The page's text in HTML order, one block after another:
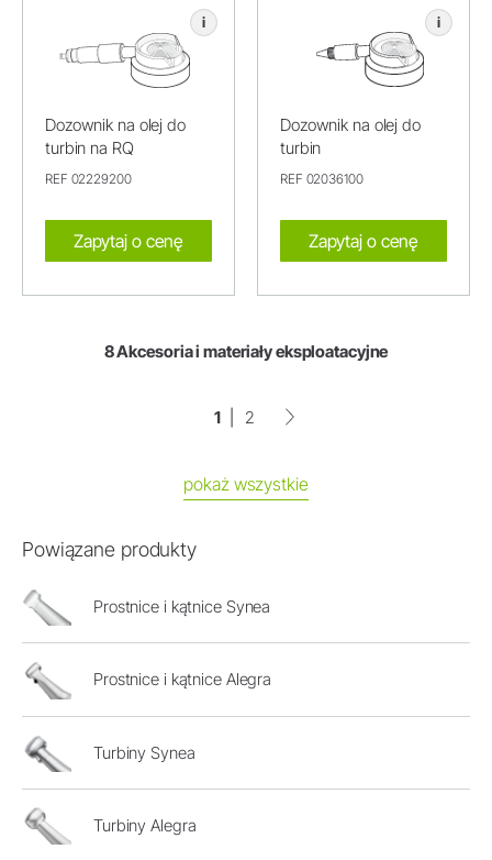
i
Dozownik na olej do
turbin na RQ
REF 02229200
Zapytaj o cenę
i
Dozownik na olej do
turbin
REF 02036100
Zapytaj o cenę
8 Akcesoria i materiały eksploatacyjne
1 2
pokaż wszystkie
Powiązane produkty
Prostnice i kątnice Synea
Prostnice i kątnice Alegra
Turbiny Synea
Turbiny Alegra